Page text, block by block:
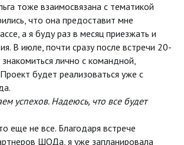
тоже взаимосвязана с тематикой
что она предоставит мне
а я буду раз в месяц приезжать и
В июле, почти сразу после встречи 20-
лично с командной,
будет реализоваться уже с
успехов. Надеюсь, что все будет
еще не все. Благодаря встрече
ШОДа, я уже запланировала